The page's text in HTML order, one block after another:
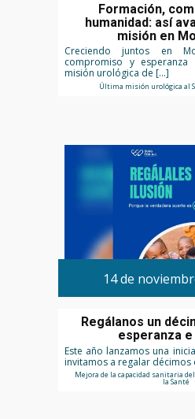
Formación,
humanidad: así
misión en
Creciendo juntos en
compromiso y
misión urológica de […]
Última misión urológica al
14 de
Regálanos un
esperanza
Este año lanzamos una
invitamos a regalar
Mejora de la capacidad sanitaria
la Santé